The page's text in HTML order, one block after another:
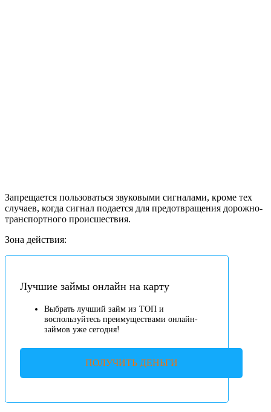
Запрещается пользоваться звуковыми сигналами, кроме тех
случаев, когда сигнал подается для предотвращения дорожно-
транспортного происшествия.
Зона действия:
Лучшие займы онлайн на карту
Выбрать лучший займ из ТОП и
воспользуйтесь преимуществами онлайн-
займов уже сегодня!
ПОЛУЧИТЬ ДЕНЬГИ